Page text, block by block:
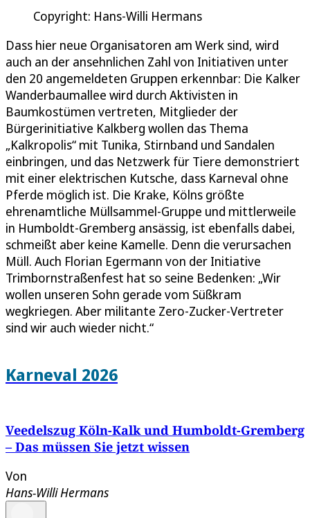
Copyright: Hans-Willi Hermans
Dass hier neue Organisatoren am Werk sind, wird
auch an der ansehnlichen Zahl von Initiativen unter
den 20 angemeldeten Gruppen erkennbar: Die Kalker
Wanderbaumallee wird durch Aktivisten in
Baumkostümen vertreten, Mitglieder der
Bürgerinitiative Kalkberg wollen das Thema
„Kalkropolis“ mit Tunika, Stirnband und Sandalen
einbringen, und das Netzwerk für Tiere demonstriert
mit einer elektrischen Kutsche, dass Karneval ohne
Pferde möglich ist. Die Krake, Kölns größte
ehrenamtliche Müllsammel-Gruppe und mittlerweile
in Humboldt-Gremberg ansässig, ist ebenfalls dabei,
schmeißt aber keine Kamelle. Denn die verursachen
Müll. Auch Florian Egermann von der Initiative
Trimbornstraßenfest hat so seine Bedenken: „Wir
wollen unseren Sohn gerade vom Süßkram
wegkriegen. Aber militante Zero-Zucker-Vertreter
sind wir auch wieder nicht.“
Karneval 2026
Veedelszug Köln-Kalk und Humboldt-Gremberg
– Das müssen Sie jetzt wissen
Von
Hans-Willi Hermans